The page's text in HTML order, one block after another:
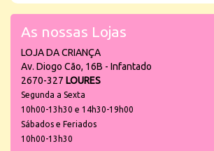
As nossas Lojas
LOJA DA CRIANÇA
Av. Diogo Cão, 16B - Infantado
2670-327 LOURES
Segunda a Sexta
10h00-13h30 e 14h30-19h00
Sábados e Feriados
10h00-13h30